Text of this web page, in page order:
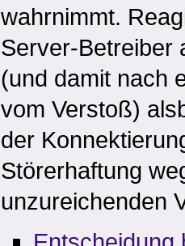
wahrnimmt.
Server-Betreiber
(und damit nach
vom Verstoß)
der
Störerhaftung
unzureichenden